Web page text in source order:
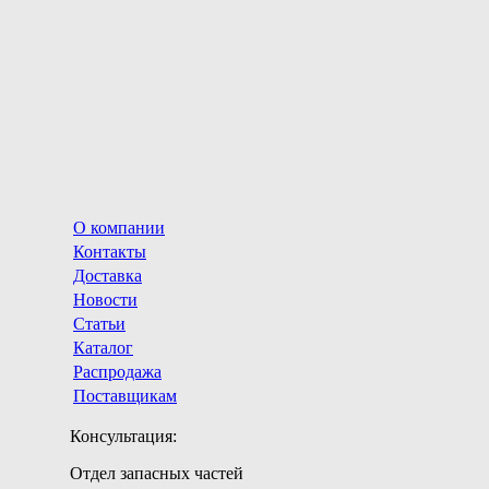
О компании
Контакты
Доставка
Новости
Статьи
Каталог
Распродажа
Поставщикам
Консультация:
Отдел запасных частей